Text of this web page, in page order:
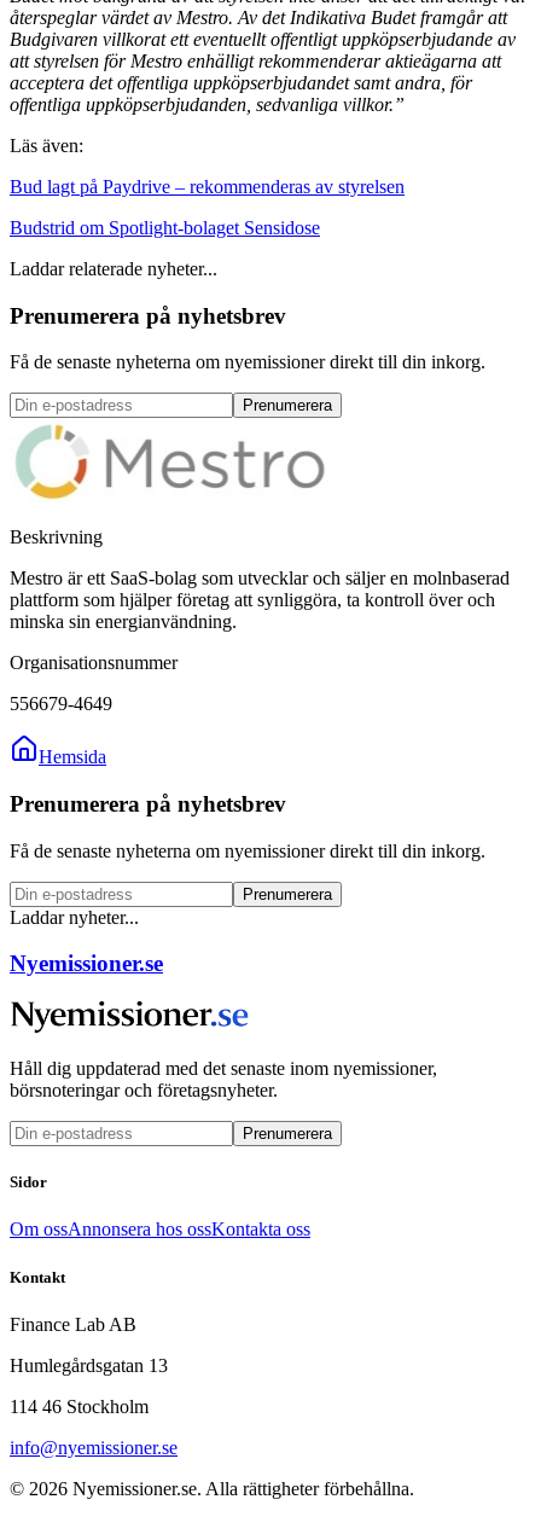
återspeglar värdet av Mestro. Av det Indikativa Budet framgår att
Budgivaren villkorat ett eventuellt offentligt uppköpserbjudande av
att styrelsen för Mestro enhälligt rekommenderar aktieägarna att
acceptera det offentliga uppköpserbjudandet samt andra, för
offentliga uppköpserbjudanden, sedvanliga villkor.”
Läs även:
Bud lagt på Paydrive – rekommenderas av styrelsen
Budstrid om Spotlight-bolaget Sensidose
Laddar relaterade nyheter...
Prenumerera på nyhetsbrev
Få de senaste nyheterna om nyemissioner direkt till din inkorg.
Prenumerera
Beskrivning
Mestro är ett SaaS-bolag som utvecklar och säljer en molnbaserad
plattform som hjälper företag att synliggöra, ta kontroll över och
minska sin energianvändning.
Organisationsnummer
556679-4649
Hemsida
Prenumerera på nyhetsbrev
Få de senaste nyheterna om nyemissioner direkt till din inkorg.
Prenumerera
Laddar nyheter...
Nyemissioner.se
Håll dig uppdaterad med det senaste inom nyemissioner,
börsnoteringar och företagsnyheter.
Prenumerera
Sidor
Om ossAnnonsera hos ossKontakta oss
Kontakt
Finance Lab AB
Humlegårdsgatan 13
114 46 Stockholm
info@nyemissioner.se
© 2026 Nyemissioner.se. Alla rättigheter förbehållna.